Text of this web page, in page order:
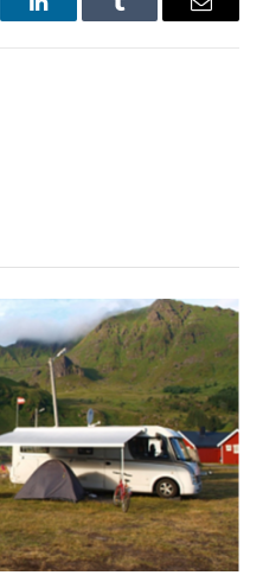
LinkedInTumblr Email